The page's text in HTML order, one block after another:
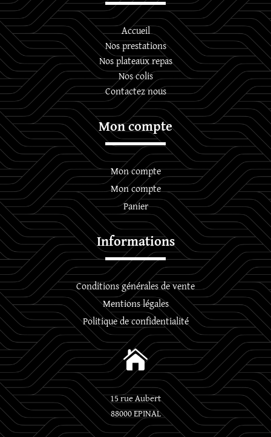
Accueil
Nos prestations
Nos plateaux repas
Nos colis
Contactez nous
Mon compte
Mon compte
Mon compte
Panier
Informations
Conditions générales de vente
Mentions légales
Politique de confidentialité

15 rue Aubert
88000 EPINAL